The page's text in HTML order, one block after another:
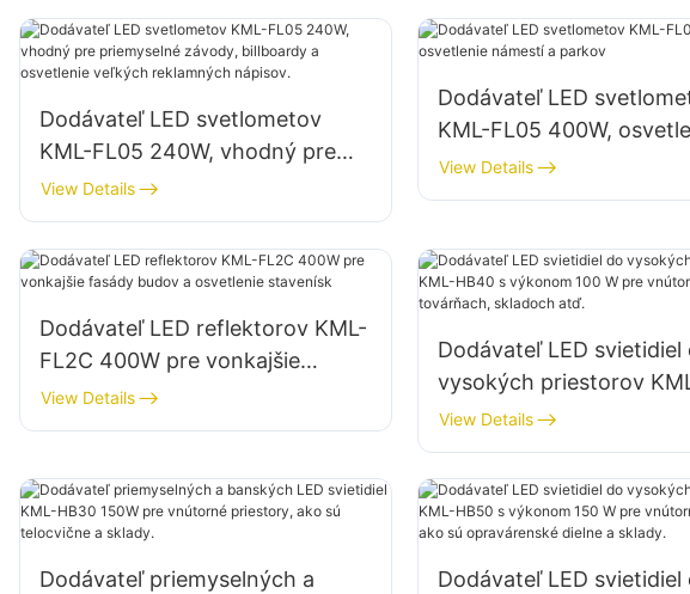
Dodávateľ LED svetlometov
KML-FL05 240W, vhodný pre
priemyselné závody, billboardy a
osvetlenie veľkých reklamných
nápisov.
View Details
Dodávateľ LED
KML-FL05 400W,
námestí a parkov
View Details
Dodávateľ LED reflektorov KML-
FL2C 400W pre vonkajšie
fasády budov a osvetlenie
stavenísk
View Details
Dodávateľ LED svietidiel
vysokých priestorov
s výkonom 100 W pre
priestory v továrňach,
atď.
View Details
Dodávateľ priemyselných a
Dodávateľ LED svietidiel